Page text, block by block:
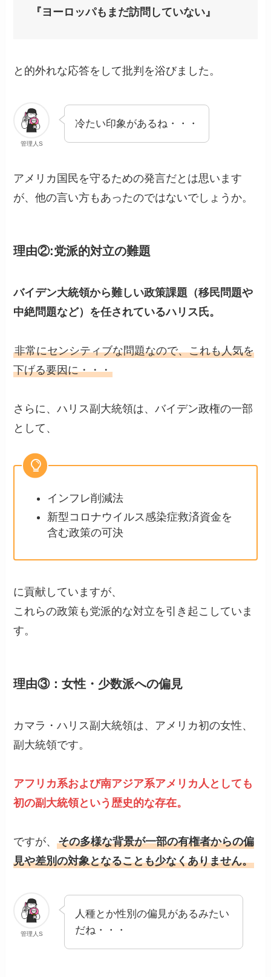
『ヨーロッパもまだ訪問していない』
と的外れな応答をして批判を浴びました。
管理人S
冷たい印象があるね・・・
アメリカ国民を守るための発言だとは思います
が、他の言い方もあったのではないでしょうか。
理由②:党派的対立の難題
バイデン大統領から難しい政策課題（移民問題や
中絶問題など）を任されているハリス氏。
非常にセンシティブな問題なので、これも人気を
下げる要因に・・・
さらに、ハリス副大統領は、バイデン政権の一部
として、
インフレ削減法
新型コロナウイルス感染症救済資金を
含む政策の可決
に貢献していますが、
これらの政策も党派的な対立を引き起こしていま
す。
理由③：女性・少数派への偏見
カマラ・ハリス副大統領は、アメリカ初の女性、
副大統領です。
アフリカ系および南アジア系アメリカ人としても
初の副大統領という歴史的な存在。
ですが、その多様な背景が一部の有権者からの偏
見や差別の対象となることも少なくありません。
管理人S
人種とか性別の偏見があるみたい
だね・・・